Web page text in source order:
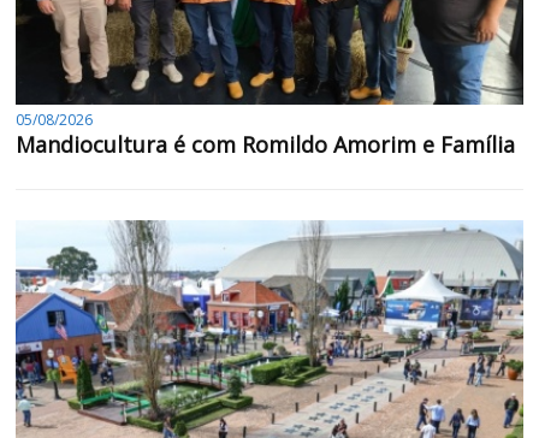
05/08/2026
Mandiocultura é com Romildo Amorim e Família